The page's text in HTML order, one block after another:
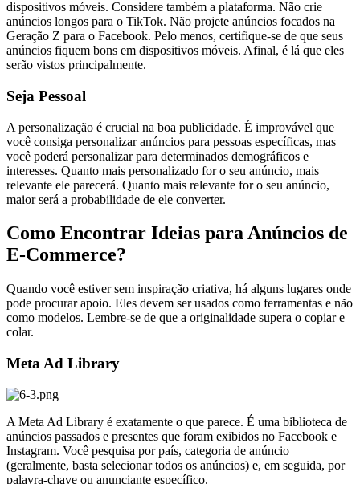
dispositivos móveis. Considere também a plataforma. Não crie
anúncios longos para o TikTok. Não projete anúncios focados na
Geração Z para o Facebook. Pelo menos, certifique-se de que seus
anúncios fiquem bons em dispositivos móveis. Afinal, é lá que eles
serão vistos principalmente.
Seja Pessoal
A personalização é crucial na boa publicidade. É improvável que
você consiga personalizar anúncios para pessoas específicas, mas
você poderá personalizar para determinados demográficos e
interesses. Quanto mais personalizado for o seu anúncio, mais
relevante ele parecerá. Quanto mais relevante for o seu anúncio,
maior será a probabilidade de ele converter.
Como Encontrar Ideias para Anúncios de
E-Commerce?
Quando você estiver sem inspiração criativa, há alguns lugares onde
pode procurar apoio. Eles devem ser usados como ferramentas e não
como modelos. Lembre-se de que a originalidade supera o copiar e
colar.
Meta Ad Library
A Meta Ad Library é exatamente o que parece. É uma biblioteca de
anúncios passados e presentes que foram exibidos no Facebook e
Instagram. Você pesquisa por país, categoria de anúncio
(geralmente, basta selecionar todos os anúncios) e, em seguida, por
palavra-chave ou anunciante específico.